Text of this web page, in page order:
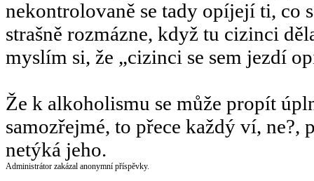
nekontrolovaně se tady opíjejí ti, co
strašně rozmázne, když tu cizinci
myslím si, že „cizinci se sem jezdí
Že k alkoholismu se může propít
samozřejmé, to přece každý ví, ne?,
netýká jeho.
Administrátor zakázal anonymní příspěvky.